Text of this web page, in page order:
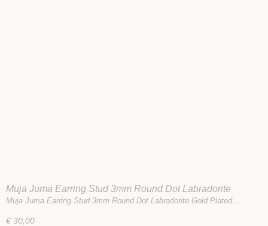
Muja Juma Earring Stud 3mm Round Dot Labradorite
Gold Plated
Muja Juma Earring Stud 3mm Round Dot Labradorite Gold Plated…
€ 30,00